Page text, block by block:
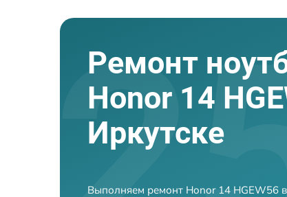
Ремонт
Honor 14
Иркутске
Выполняем ремонт Honor 14 HGEW56